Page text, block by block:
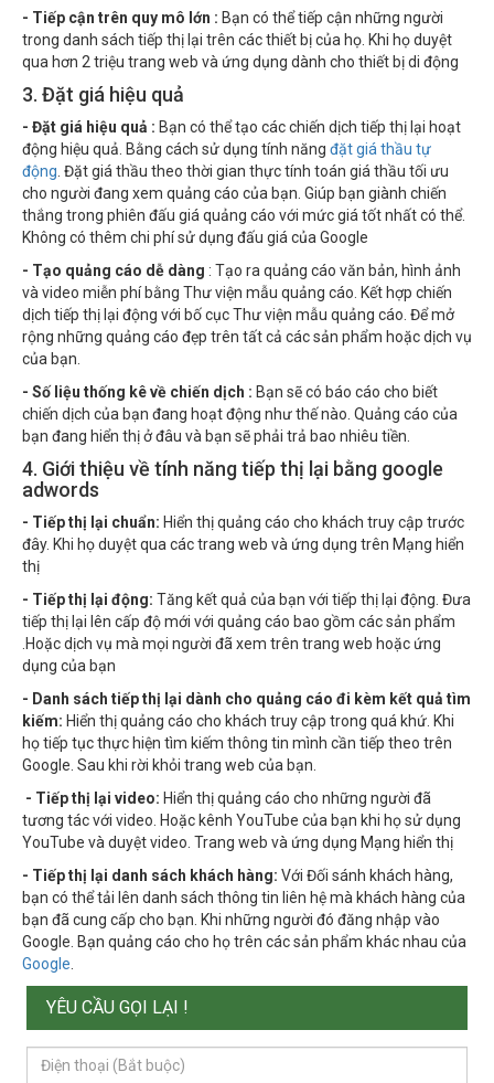
- Tiếp cận trên quy mô lớn : Bạn có thể tiếp cận những người
trong danh sách tiếp thị lại trên các thiết bị của họ. Khi họ duyệt
qua hơn 2 triệu trang web và ứng dụng dành cho thiết bị di động
3. Đặt giá hiệu quả
- Đặt giá hiệu quả : Bạn có thể tạo các chiến dịch tiếp thị lại hoạt
động hiệu quả. Bằng cách sử dụng tính năng đặt giá thầu tự
động . Đặt giá thầu theo thời gian thực tính toán giá thầu tối ưu
cho người đang xem quảng cáo của bạn. Giúp bạn giành chiến
thắng trong phiên đấu giá quảng cáo với mức giá tốt nhất có thể.
Không có thêm chi phí sử dụng đấu giá của Google
- Tạo quảng cáo dễ dàng : Tạo ra quảng cáo văn bản, hình ảnh
và video miễn phí bằng Thư viện mẫu quảng cáo. Kết hợp chiến
dịch tiếp thị lại động với bố cục Thư viện mẫu quảng cáo. Để mở
rộng những quảng cáo đẹp trên tất cả các sản phẩm hoặc dịch vụ
của bạn.
- Số liệu thống kê về chiến dịch : Bạn sẽ có báo cáo cho biết
chiến dịch của bạn đang hoạt động như thế nào. Quảng cáo của
bạn đang hiển thị ở đâu và bạn sẽ phải trả bao nhiêu tiền.
4. Giới thiệu về tính năng tiếp thị lại bằng google
adwords
- Tiếp thị lại chuẩn: Hiển thị quảng cáo cho khách truy cập trước
đây. Khi họ duyệt qua các trang web và ứng dụng trên Mạng hiển
thị
- Tiếp thị lại động: Tăng kết quả của bạn với tiếp thị lại động. Đưa
tiếp thị lại lên cấp độ mới với quảng cáo bao gồm các sản phẩm
.Hoặc dịch vụ mà mọi người đã xem trên trang web hoặc ứng
dụng của bạn
- Danh sách tiếp thị lại dành cho quảng cáo đi kèm kết quả tìm
kiếm: Hiển thị quảng cáo cho khách truy cập trong quá khứ. Khi
họ tiếp tục thực hiện tìm kiếm thông tin mình cần tiếp theo trên
Google. Sau khi rời khỏi trang web của bạn.
- Tiếp thị lại video: Hiển thị quảng cáo cho những người đã
tương tác với video. Hoặc kênh YouTube của bạn khi họ sử dụng
YouTube và duyệt video. Trang web và ứng dụng Mạng hiển thị
- Tiếp thị lại danh sách khách hàng: Với Đối sánh khách hàng,
bạn có thể tải lên danh sách thông tin liên hệ mà khách hàng của
bạn đã cung cấp cho bạn. Khi những người đó đăng nhập vào
Google. Bạn quảng cáo cho họ trên các sản phẩm khác nhau của
Google
YÊU CẦU GỌI LẠI !